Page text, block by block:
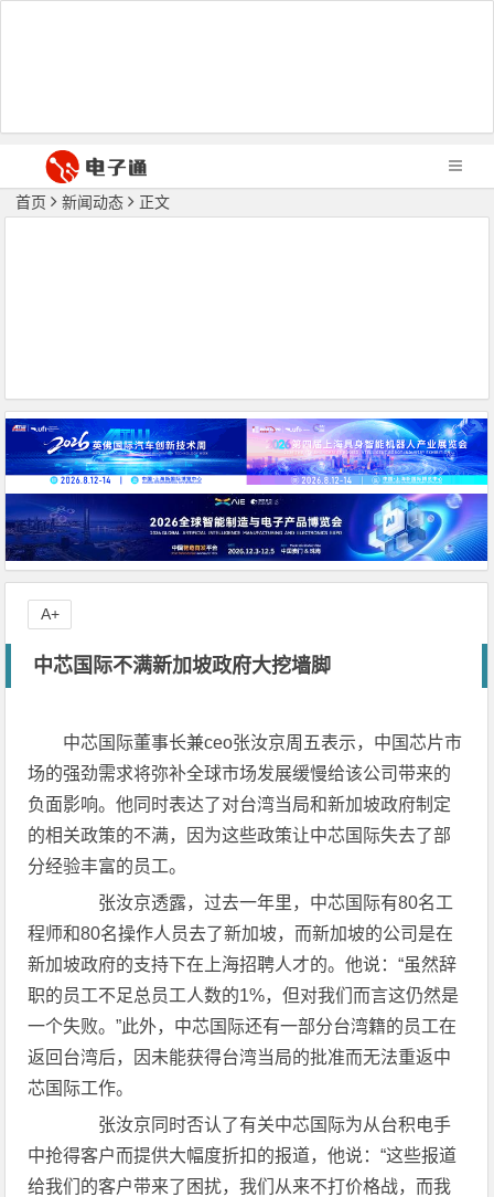
首页 新闻动态 正文
中芯国际不满新加坡政府大挖墙脚
中芯国际董事长兼ceo张汝京周五表示，中国芯片市
场的强劲需求将弥补全球市场发展缓慢给该公司带来的
负面影响。他同时表达了对台湾当局和新加坡政府制定
的相关政策的不满，因为这些政策让中芯国际失去了部
分经验丰富的员工。
张汝京透露，过去一年里，中芯国际有80名工
程师和80名操作人员去了新加坡，而新加坡的公司是在
新加坡政府的支持下在上海招聘人才的。他说：“虽然辞
职的员工不足总员工人数的1%，但对我们而言这仍然是
一个失败。”此外，中芯国际还有一部分台湾籍的员工在
返回台湾后，因未能获得台湾当局的批准而无法重返中
芯国际工作。
张汝京同时否认了有关中芯国际为从台积电手
中抢得客户而提供大幅度折扣的报道，他说：“这些报道
给我们的客户带来了困扰，我们从来不打价格战，而我
A+